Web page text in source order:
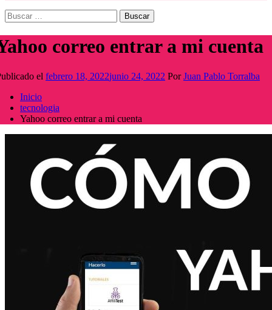
Buscar:
correo entrar a mi cuenta
el febrero 18, 2022junio 24, 2022 PorJuan Pablo Torralba
Inicio
tecnologia
Yahoo correo entrar a mi cuenta